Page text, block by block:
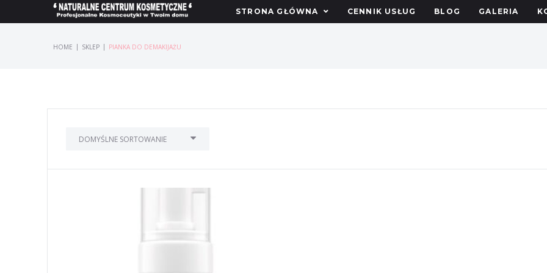
STRONA GŁÓWNA CENNIK USŁUG BLOG GALERIA
HOME | SKLEP | PIANKA DO DEMAKIJAŻU